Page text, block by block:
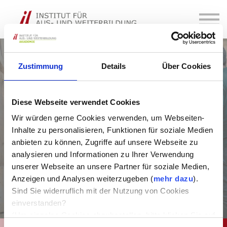
Zustimmung Details Über Cookies
Diese Webseite verwendet Cookies
Wir würden gerne Cookies verwenden, um Webseiten-
Inhalte zu personalisieren, Funktionen für soziale Medien
anbieten zu können, Zugriffe auf unsere Webseite zu
analysieren und Informationen zu Ihrer Verwendung
unserer Webseite an unsere Partner für soziale Medien,
Anzeigen und Analysen weiterzugeben (mehr dazu).
Sind Sie widerruflich mit der Nutzung von Cookies
einverstanden?
Über Uns
Kontakt
22 JUNI, 2022
Myths about Equine
Assisted Coaching